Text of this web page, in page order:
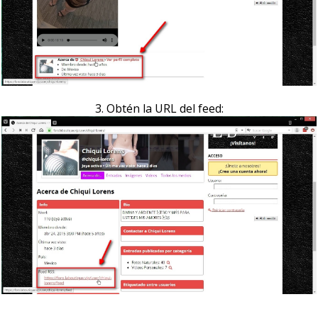
3. Obtén la URL del feed: